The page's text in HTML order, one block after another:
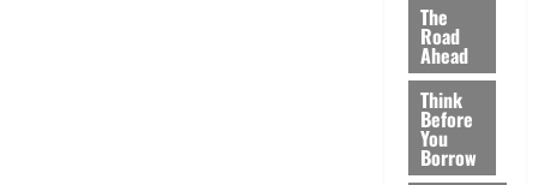
The
Road
Ahead
Think
Before
You
Borrow